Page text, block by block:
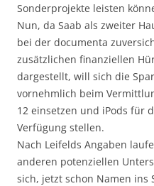
Sonderprojekte leisten
Nun, da Saab als zweiter
bei der documenta
zusätzlichen finanziellen
dargestellt, will sich die
vornehmlich beim
12 einsetzen und iPods für
Verfügung stellen.
Nach Leifelds Angaben
anderen potenziellen
sich, jetzt schon Namen ins